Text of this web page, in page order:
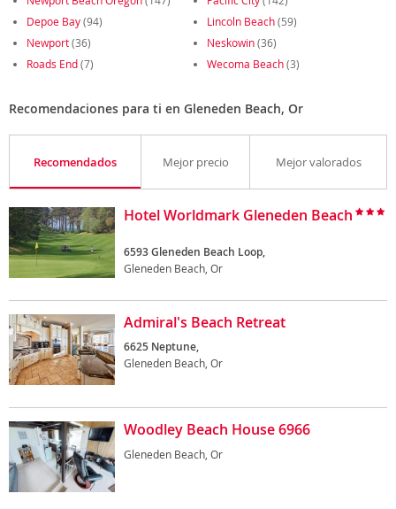
Depoe Bay(94) Lincoln Beach(59)
Newport(36) Neskowin(36)
Roads End(7) Wecoma Beach(3)
Recomendaciones para ti en Gleneden Beach, Or
Recomendados Mejor precio Mejor valorados
Hotel Worldmark Gleneden Beach
6593 Gleneden Beach Loop,
Gleneden Beach, Or
Admiral's Beach Retreat
6625 Neptune,
Gleneden Beach, Or
Woodley Beach House 6966
Gleneden Beach, Or